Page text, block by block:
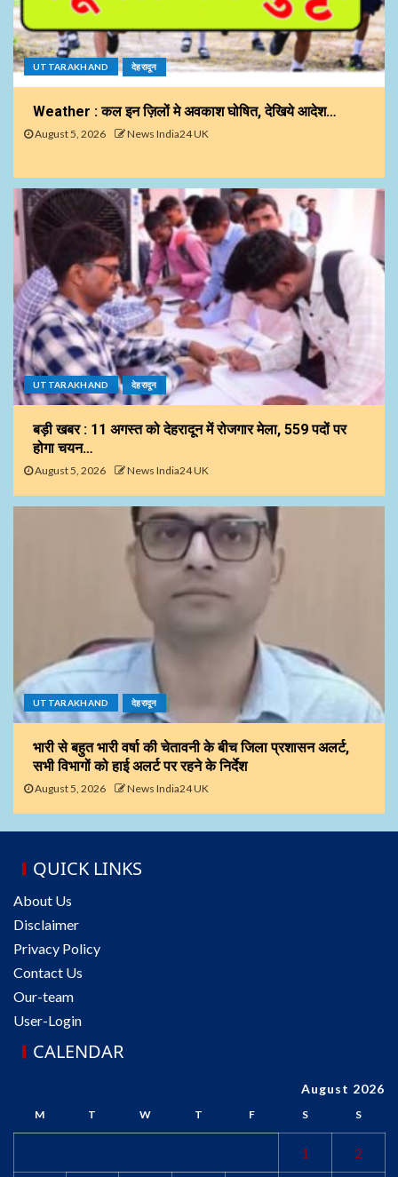
UTTARAKHAND देहरादून
Weather : कल इन ज़िलों मे अवकाश घोषित, देखिये आदेश…
August 5, 2026 News India24 UK
UTTARAKHAND देहरादून
बड़ी खबर : 11 अगस्त को देहरादून में रोजगार मेला, 559 पदों पर
होगा चयन…
August 5, 2026 News India24 UK
UTTARAKHAND देहरादून
भारी से बहुत भारी वर्षा की चेतावनी के बीच जिला प्रशासन अलर्ट,
सभी विभागों को हाई अलर्ट पर रहने के निर्देश
August 5, 2026 News India24 UK
QUICK LINKS
About Us
Disclaimer
Privacy Policy
Contact Us
Our-team
User-Login
CALENDAR
August 2026
M T W T F S S
1 2